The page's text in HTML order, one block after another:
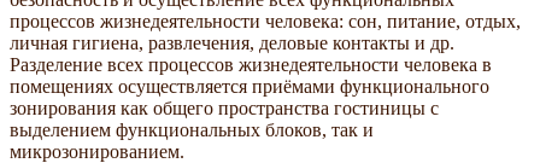
процессов жизнедеятельности человека: сон, питание, отдых,
личная гигиена, развлечения, деловые контакты и др.
Разделение всех процессов жизнедеятельности человека в
помещениях осуществляется приёмами функционального
зонирования как общего пространства гостиницы с
выделением функциональных блоков, так и
микрозонированием.